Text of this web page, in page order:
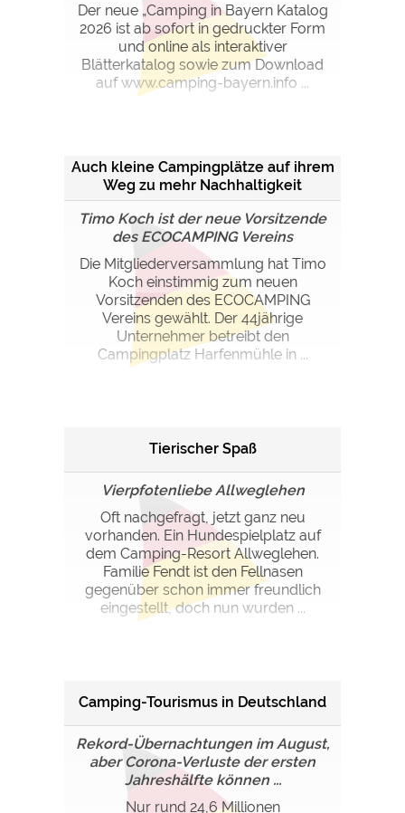
Der neue „Camping in Bayern Katalog
2026 ist ab sofort in gedruckter Form
und online als interaktiver
Blätterkatalog sowie zum Download
auf www.camping-bayern.info ...
Auch kleine Campingplätze auf ihrem
Weg zu mehr Nachhaltigkeit
begleiten
Timo Koch ist der neue Vorsitzende
des ECOCAMPING Vereins
Die Mitgliederversammlung hat Timo
Koch einstimmig zum neuen
Vorsitzenden des ECOCAMPING
Vereins gewählt. Der 44jährige
Unternehmer betreibt den
Campingplatz Harfenmühle in ...
Tierischer Spaß
Vierpfotenliebe Allweglehen
Oft nachgefragt, jetzt ganz neu
vorhanden. Ein Hundespielplatz auf
dem Camping-Resort Allweglehen.
Familie Fendt ist den Fellnasen
gegenüber schon immer freundlich
eingestellt, doch nun wurden ...
Camping-Tourismus in Deutschland
Rekord-Übernachtungen im August,
aber Corona-Verluste der ersten
Jahreshälfte können ...
Nur rund 24,6 Millionen